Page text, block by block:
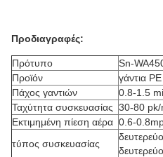
Προδιαγραφές:
Πρότυπο
Sn-
Προϊόν
γάντια
Πάχος γαντιών
0.8-1.5
Ταχύτητα συσκευασίας 30-80 pk/
Εκτιμημένη πίεση αέρα 0.6-
τύπος συσκευασίας